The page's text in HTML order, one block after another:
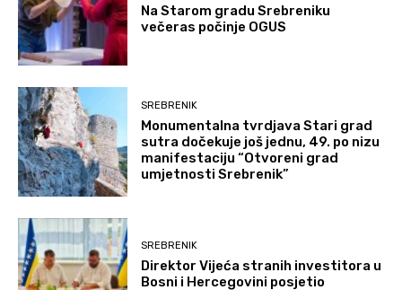
Na Starom gradu Srebreniku
večeras počinje OGUS
SREBRENIK
Monumentalna tvrdjava Stari grad
sutra dočekuje još jednu, 49. po nizu
manifestaciju “Otvoreni grad
umjetnosti Srebrenik”
SREBRENIK
Direktor Vijeća stranih investitora u
Bosni i Hercegovini posjetio